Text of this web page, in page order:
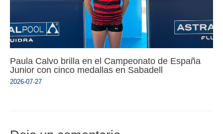
Paula Calvo brilla en el Campeonato de España
Junior con cinco medallas en Sabadell
2026-07-27